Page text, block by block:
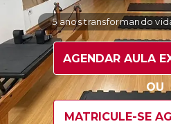
5 anos transformando
AGENDAR AULA
OU
MATRICULE-SE